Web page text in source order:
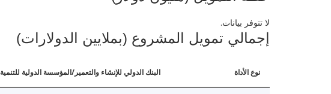
لا تتوفر بيانات.
إجمالي تمويل المشروع (بملايين الدولارات)
نوع الأداة البنك الدولي للإنشاء والتعمير/المؤسسة الدولية للتنمية